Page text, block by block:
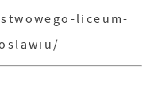
liceum-